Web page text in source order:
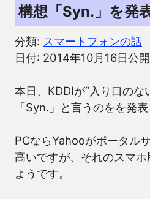
構想「Syn.」を発
分類: スマートフォンの話
日付: 2014年10月16日公開
本日、KDDIが“入り口のな
「Syn.」と言うのをを発表
PCならYahooがポータル
高いですが、それのスマ
ようです。